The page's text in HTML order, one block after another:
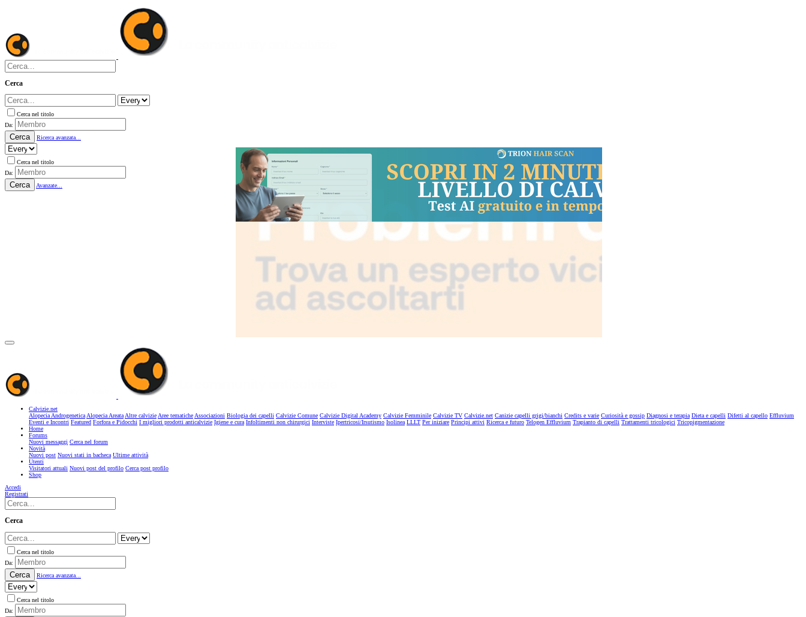
Cerca
Cerca nel titolo
Da:
Cerca Ricerca avanzata...
Cerca nel titolo
Da:
Cerca Avanzate...
Calvizie.net
Alopecia AndrogeneticaAlopecia AreataAltre calvizieAree tematicheAssociazioni Biologia dei capelli Calvizie Comune Calvizie Digital Academy Calvizie Femminile Calvizie TV Calvizie.net Canizie capelli grigi/bianchi Credits e varie Curiosità e gossip Diagnosi e terapia Dieta e capelli Difetti al capello Effluvium
Eventi e Incontri Featured Forfora e Pidocchi I migliori prodotti anticalvizie Igiene e cura Infoltimenti non chirurgici Interviste Ipertricosi/Irsutismo Isolinea LLLT Per iniziare Principi attivi Ricerca e futuro Telogen Effluvium Trapianto di capelli Trattamenti tricologici Tricopigmentazione
Home
Forums
Nuovi messaggi Cerca nel forum
Novità
Nuovi post Nuovi stati in bacheca Ultime attività
Utenti
Visitatori attuali Nuovi post del profilo Cerca post profilo
Shop
Accedi
Registrati
Cerca
Cerca nel titolo
Da:
Cerca Ricerca avanzata...
Cerca nel titolo
Da: